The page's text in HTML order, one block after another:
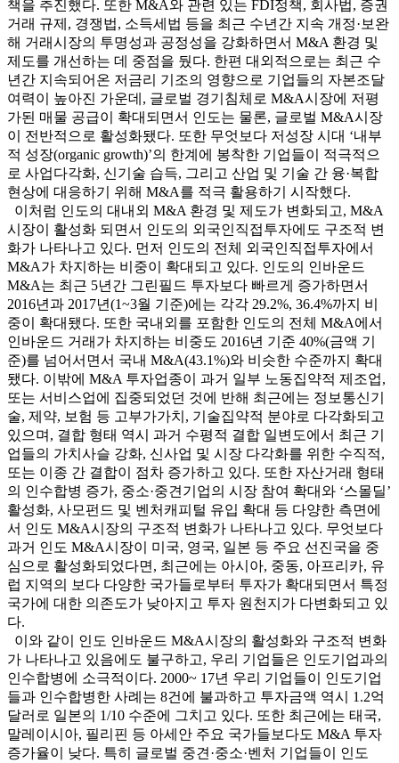
책을 추진했다. 또한 M&A와 관련 있는 FDI정책, 회사법, 증권
거래 규제, 경쟁법, 소득세법 등을 최근 수년간 지속 개정·보완
해 거래시장의 투명성과 공정성을 강화하면서 M&A 환경 및
제도를 개선하는 데 중점을 뒀다. 한편 대외적으로는 최근 수
년간 지속되어온 저금리 기조의 영향으로 기업들의 자본조달
여력이 높아진 가운데, 글로벌 경기침체로 M&A시장에 저평
가된 매물 공급이 확대되면서 인도는 물론, 글로벌 M&A시장
이 전반적으로 활성화됐다. 또한 무엇보다 저성장 시대 ‘내부
적 성장(organic growth)’의 한계에 봉착한 기업들이 적극적으
로 사업다각화, 신기술 습득, 그리고 산업 및 기술 간 융·복합
현상에 대응하기 위해 M&A를 적극 활용하기 시작했다.
이처럼 인도의 대내외 M&A 환경 및 제도가 변화되고, M&A
시장이 활성화 되면서 인도의 외국인직접투자에도 구조적 변
화가 나타나고 있다. 먼저 인도의 전체 외국인직접투자에서
M&A가 차지하는 비중이 확대되고 있다. 인도의 인바운드
M&A는 최근 5년간 그린필드 투자보다 빠르게 증가하면서
2016년과 2017년(1~3월 기준)에는 각각 29.2%, 36.4%까지 비
중이 확대됐다. 또한 국내외를 포함한 인도의 전체 M&A에서
인바운드 거래가 차지하는 비중도 2016년 기준 40%(금액 기
준)를 넘어서면서 국내 M&A(43.1%)와 비슷한 수준까지 확대
됐다. 이밖에 M&A 투자업종이 과거 일부 노동집약적 제조업,
또는 서비스업에 집중되었던 것에 반해 최근에는 정보통신기
술, 제약, 보험 등 고부가가치, 기술집약적 분야로 다각화되고
있으며, 결합 형태 역시 과거 수평적 결합 일변도에서 최근 기
업들의 가치사슬 강화, 신사업 및 시장 다각화를 위한 수직적,
또는 이종 간 결합이 점차 증가하고 있다. 또한 자산거래 형태
의 인수합병 증가, 중소·중견기업의 시장 참여 확대와 ‘스몰딜’
활성화, 사모펀드 및 벤처캐피털 유입 확대 등 다양한 측면에
서 인도 M&A시장의 구조적 변화가 나타나고 있다. 무엇보다
과거 인도 M&A시장이 미국, 영국, 일본 등 주요 선진국을 중
심으로 활성화되었다면, 최근에는 아시아, 중동, 아프리카, 유
럽 지역의 보다 다양한 국가들로부터 투자가 확대되면서 특정
국가에 대한 의존도가 낮아지고 투자 원천지가 다변화되고 있
다.
이와 같이 인도 인바운드 M&A시장의 활성화와 구조적 변화
가 나타나고 있음에도 불구하고, 우리 기업들은 인도기업과의
인수합병에 소극적이다. 2000~ 17년 우리 기업들이 인도기업
들과 인수합병한 사례는 8건에 불과하고 투자금액 역시 1.2억
달러로 일본의 1/10 수준에 그치고 있다. 또한 최근에는 태국,
말레이시아, 필리핀 등 아세안 주요 국가들보다도 M&A 투자
증가율이 낮다. 특히 글로벌 중견·중소·벤처 기업들이 인도